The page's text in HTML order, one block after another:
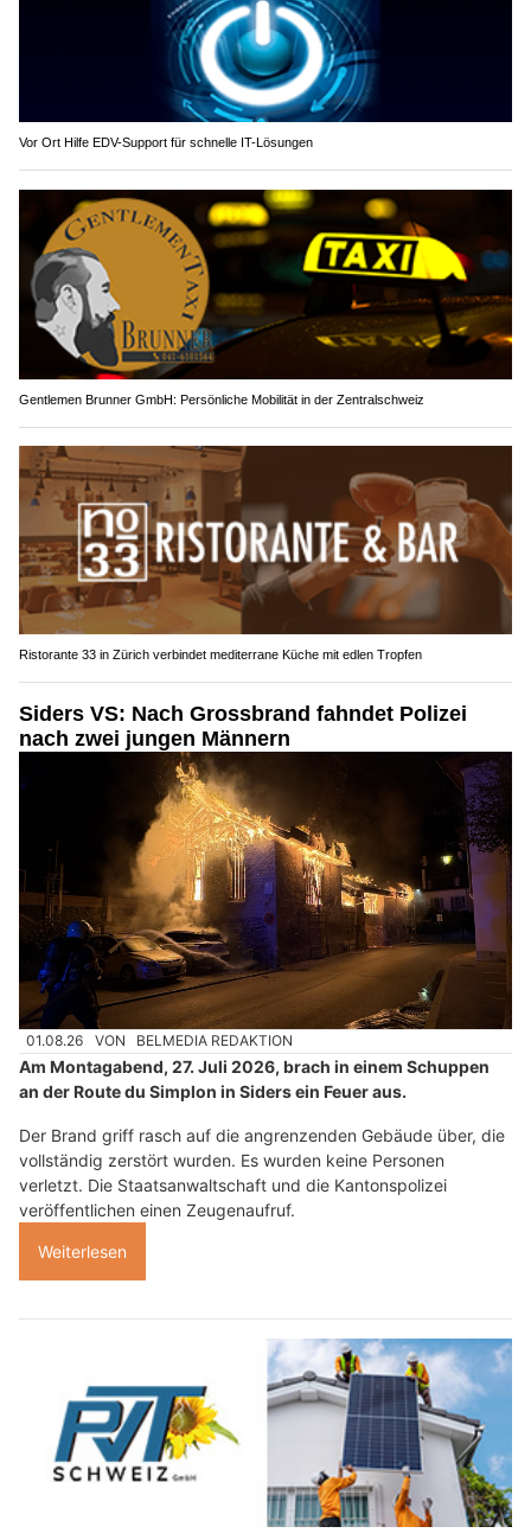
Vor Ort Hilfe EDV-Support für schnelle IT-Lösungen
Gentlemen Brunner GmbH: Persönliche Mobilität in der Zentralschweiz
Ristorante 33 in Zürich verbindet mediterrane Küche mit edlen Tropfen
Siders VS: Nach Grossbrand fahndet Polizei
nach zwei jungen Männern
01.08.26 VON BELMEDIA REDAKTION
Am Montagabend, 27. Juli 2026, brach in einem Schuppen
an der Route du Simplon in Siders ein Feuer aus.
Der Brand griff rasch auf die angrenzenden Gebäude über, die
vollständig zerstört wurden. Es wurden keine Personen
verletzt. Die Staatsanwaltschaft und die Kantonspolizei
veröffentlichen einen Zeugenaufruf.
Weiterlesen